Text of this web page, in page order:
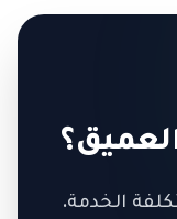
الخدمة.